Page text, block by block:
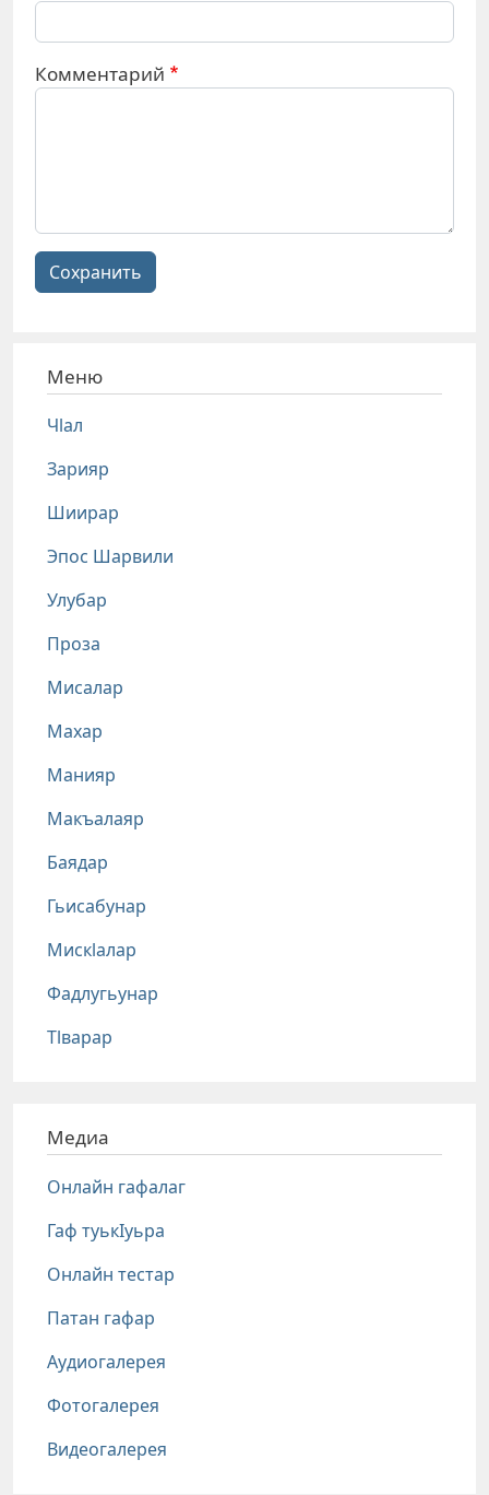
Комментарий
Сохранить
Меню
Чlал
Зарияр
Шиирар
Эпос Шарвили
Улубар
Проза
Мисалар
Махар
Манияр
Макъалаяр
Баядар
Гьисабунар
Мискlалар
Фадлугьунар
Тlварар
Медиа
Онлайн гафалаг
Гаф туькIуьра
Онлайн тестар
Патан гафар
Аудиогалерея
Фотогалерея
Видеогалерея